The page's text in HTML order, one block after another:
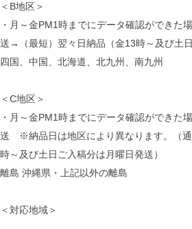
＜B地区＞
・月～金PM1時までにデータ確認ができ
送→（最短）翌々日納品（金13時～及び土
四国、中国、北海道、北九州、南九州
＜C地区＞
・月～金PM1時までにデータ確認ができ
送 ※納品日は地区により異なります。（通
時～及び土日ご入稿分は月曜日発送）
離島 沖縄県・上記以外の離島
＜対応地域＞